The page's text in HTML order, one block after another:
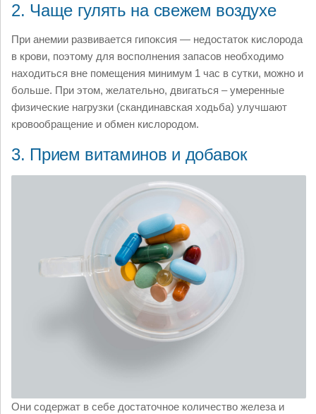
2. Чаще гулять на свежем воздухе
При анемии развивается гипоксия — недостаток кислорода
в крови, поэтому для восполнения запасов необходимо
находиться вне помещения минимум 1 час в сутки, можно и
больше. При этом, желательно, двигаться – умеренные
физические нагрузки (скандинавская ходьба) улучшают
кровообращение и обмен кислородом.
3. Прием витаминов и добавок
Они содержат в себе достаточное количество железа и